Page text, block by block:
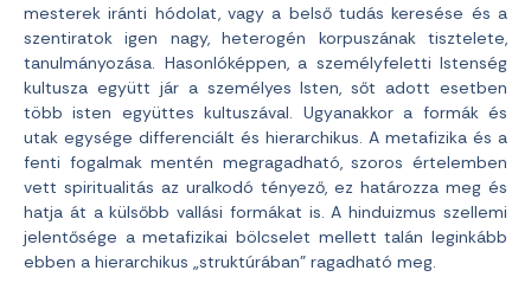
mesterek iránti hódolat, vagy a belső tudás keresése és a
szentiratok igen nagy, heterogén korpu­szának tisztelete,
tanulmányozása. Hasonlóképpen, a személyfeletti Istenség
kultusza együtt jár a személyes Isten, sőt adott esetben
több isten együttes kultuszával. Ugyanakkor a formák és
utak egysége differenciált és hierarchikus. A metafizika és a
fenti fogalmak mentén megragadható, szoros értelemben
vett spiritualitás az uralkodó tényező, ez határozza meg és
hatja át a külsőbb vallási formákat is. A hinduizmus szellemi
jelentősége a metafizikai bölcselet mellett talán leginkább
ebben a hierarchikus „struktúrában” ragadható meg.